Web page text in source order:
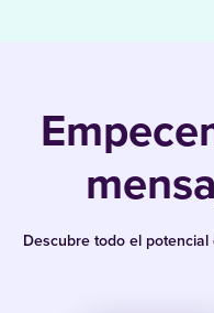
Descubre todo el